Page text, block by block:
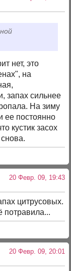
нет, это
на
запах сильнее
На зиму
ее постоянно
кустик засох
20 Февр. 09, 19:43
цитрусовых.
потравила...
20 Февр. 09, 20:01